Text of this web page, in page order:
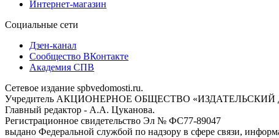
Интернет-магазин
Социальные сети
Дзен-канал
Сообщество ВКонтакте
Академия СПВ
Сетевое издание spbvedomosti.ru.
Учредитель АКЦИОНЕРНОЕ ОБЩЕСТВО
Главный редактор - А.А. Цуканова.
Регистрационное свидетельство Эл № ФС77-89047
выдано Федеральной службой по надзору в сфере связи,